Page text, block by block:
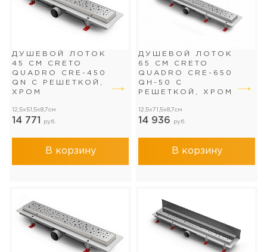
ДУШЕВОЙ ЛОТОК
45 СМ CRETO
QUADRO CRE-450
QN С РЕШЕТКОЙ,
ХРОМ
12,5x51,5x8,7см
14 771 руб.
В корзину
ДУШЕВОЙ ЛОТОК
65 СМ CRETO
QUADRO CRE-650
QH-50 С
РЕШЕТКОЙ, ХРОМ
12,5x71,5x8,7см
14 936 руб.
В корзину